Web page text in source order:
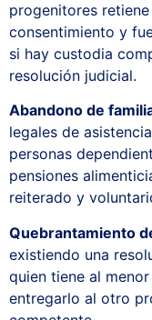
progenitores
consentimiento y
si hay custodia
resolución judicial.
Abandono de
legales de
personas
pensiones
reiterado y
Quebrantamiento
existiendo una
quien tiene al
entregarlo al otro